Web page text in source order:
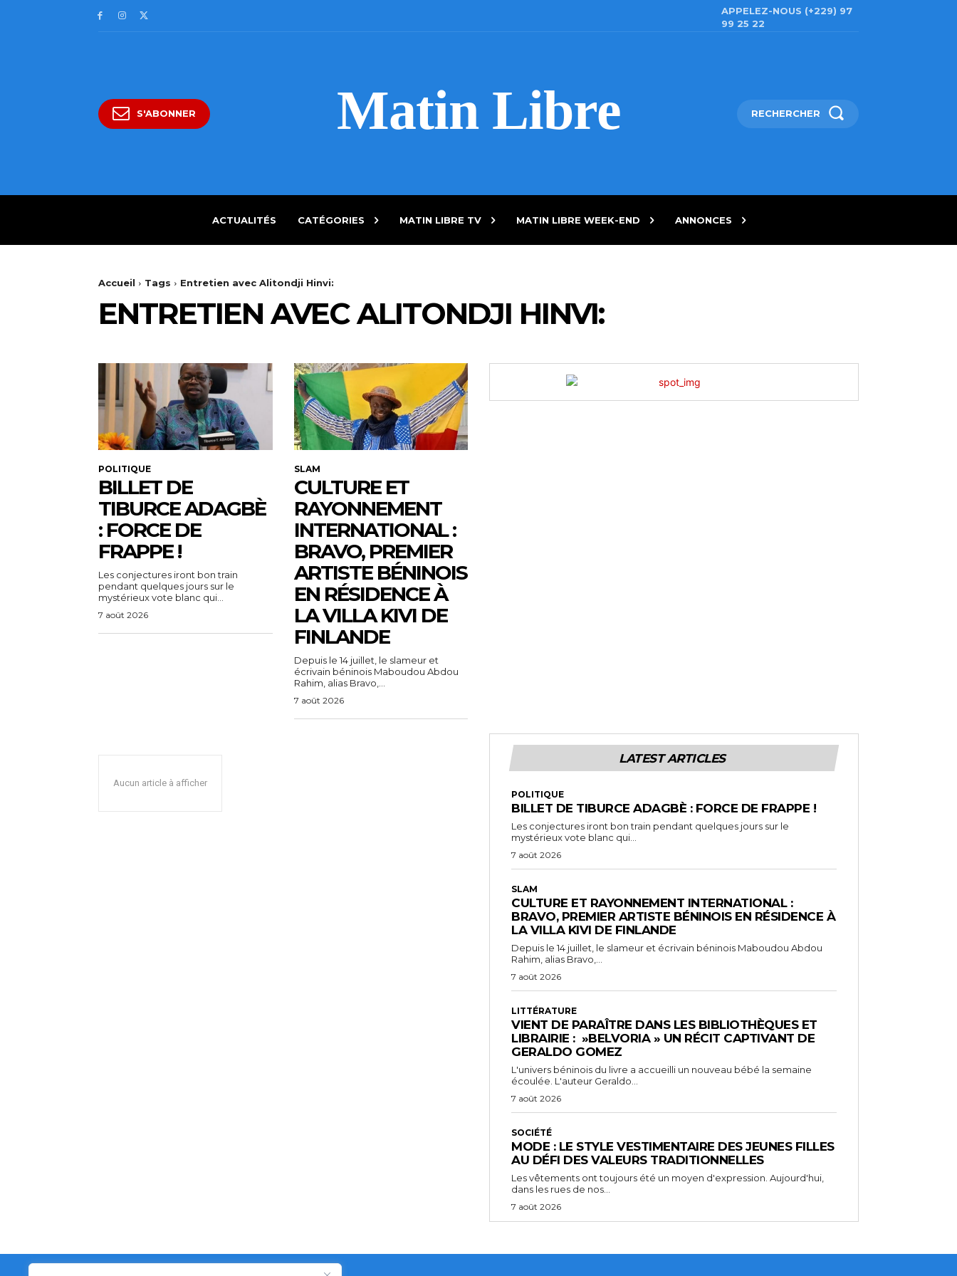
APPELEZ-NOUS (+229) 97
99 25 22
S'ABONNER Matin Libre RECHERCHER
ACTUALITÉS CATÉGORIES MATIN LIBRE TV MATIN LIBRE WEEK-END ANNONCES
Accueil Tags Entretien avec Alitondji Hinvi:
ENTRETIEN AVEC ALITONDJI HINVI:
POLITIQUE
BILLET DE
TIBURCE ADAGBÈ
: FORCE DE
FRAPPE !
Les conjectures iront bon train
pendant quelques jours sur le
mystérieux vote blanc qui...
7 août 2026
SLAM
CULTURE ET
RAYONNEMENT
INTERNATIONAL :
BRAVO, PREMIER
ARTISTE BÉNINOIS
EN RÉSIDENCE À
LA VILLA KIVI DE
FINLANDE
Depuis le 14 juillet, le slameur et
écrivain béninois Maboudou Abdou
Rahim, alias Bravo,...
7 août 2026
Aucun article à afficher
LATEST ARTICLES
POLITIQUE
BILLET DE TIBURCE ADAGBÈ : FORCE DE FRAPPE !
Les conjectures iront bon train pendant quelques jours sur le
mystérieux vote blanc qui...
7 août 2026
SLAM
CULTURE ET RAYONNEMENT INTERNATIONAL :
BRAVO, PREMIER ARTISTE BÉNINOIS EN RÉSIDENCE À
LA VILLA KIVI DE FINLANDE
Depuis le 14 juillet, le slameur et écrivain béninois Maboudou Abdou
Rahim, alias Bravo,...
7 août 2026
LITTÉRATURE
VIENT DE PARAÎTRE DANS LES BIBLIOTHÈQUES ET
LIBRAIRIE : »BELVORIA » UN RÉCIT CAPTIVANT DE
GERALDO GOMEZ
L'univers béninois du livre a accueilli un nouveau bébé la semaine
écoulée. L'auteur Geraldo...
7 août 2026
SOCIÉTÉ
MODE : LE STYLE VESTIMENTAIRE DES JEUNES FILLES
AU DÉFI DES VALEURS TRADITIONNELLES
Les vêtements ont toujours été un moyen d'expression. Aujourd'hui,
dans les rues de nos...
7 août 2026